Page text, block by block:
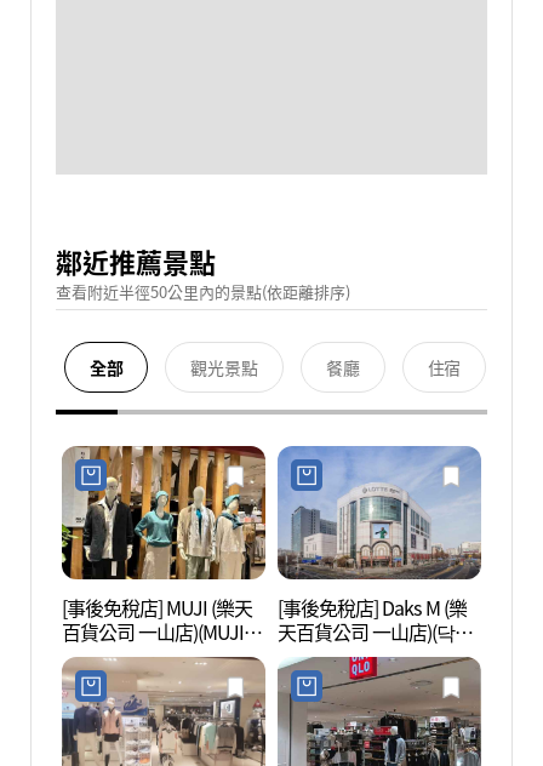
鄰近推薦景點
查看附近半徑50公里內的景點(依距離排序)
全部 觀光景點 餐廳 住宿
[事後免稅店] MUJI (樂天
百貨公司 一山店)(MUJI
롯데백화점 일산점)
[事後免稅店] Daks M (樂
天百貨公司 一山店)(닥스
남성 롯데백화점 일산점)